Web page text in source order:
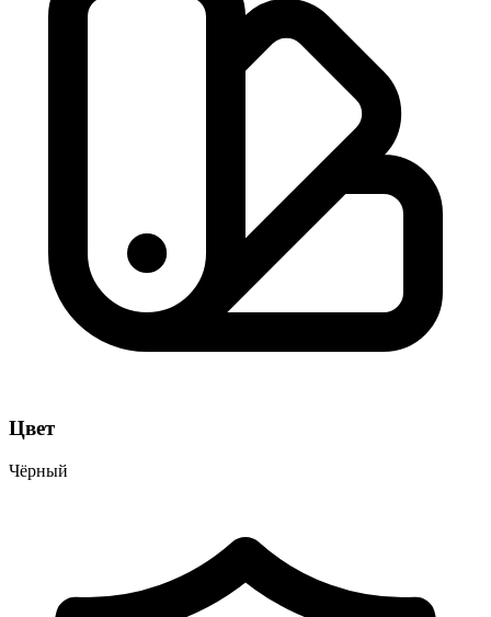
Цвет
Чёрный